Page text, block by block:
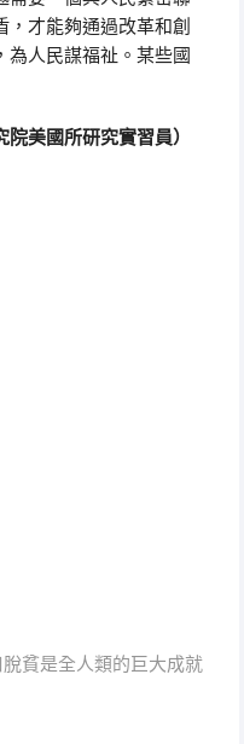
才能夠通過改革和創
為人民謀福祉。某些國
美國所研究實習員）
貧是全人類的巨大成就